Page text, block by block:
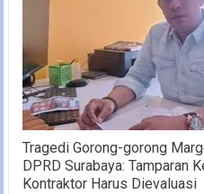
Tragedi Gorong-gorong
DPRD Surabaya: Tamparan
Kontraktor Harus Dievaluasi